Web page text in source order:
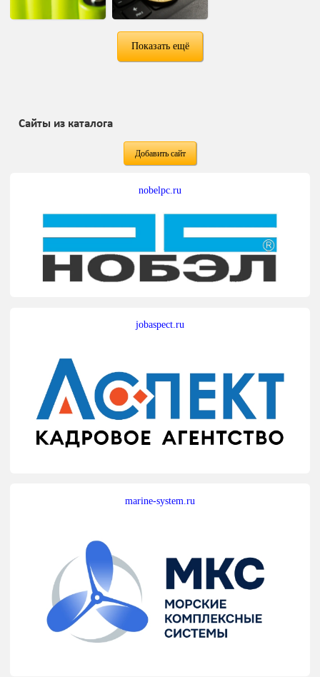
Показать ещё
Сайты из каталога
Добавить сайт
nobelpc.ru
jobaspect.ru
marine-system.ru